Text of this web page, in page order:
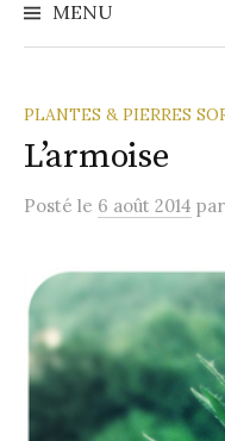
MENU
PLANTES & PIERRES
L’armoise
Posté le 6 août 2014 par